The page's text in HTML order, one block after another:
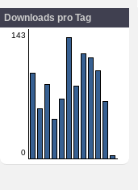
Downloads pro Tag
143
0